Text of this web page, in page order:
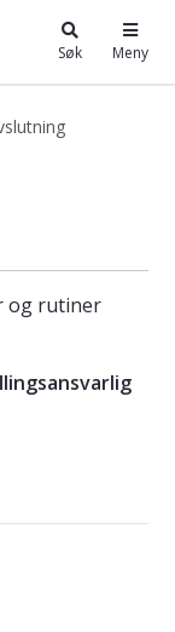
Søk Meny
og rutiner